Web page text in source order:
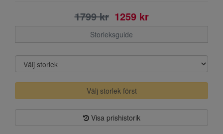
1799 kr 1259 kr
Storleksguide
Välj storlek först
Visa prishistorik